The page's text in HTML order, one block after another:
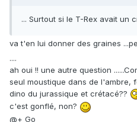
... Surtout si le T-Rex avait un
va t'en lui donner des graines
....
ah oui !! une autre question
seul moustique dans de l'ambre,
dino du jurassique et crétacé??
c'est gonflé, non?
@+ Go